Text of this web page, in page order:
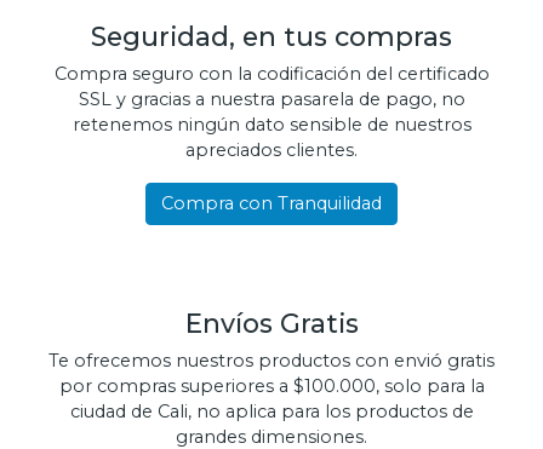
Seguridad, en tus compras
Compra seguro con la codificación del certificado
SSL y gracias a nuestra pasarela de pago, no
retenemos ningún dato sensible de nuestros
apreciados clientes.
Compra con Tranquilidad
Envíos Gratis
Te ofrecemos nuestros productos con envió gratis
por compras superiores a $100.000, solo para la
ciudad de Cali, no aplica para los productos de
grandes dimensiones.